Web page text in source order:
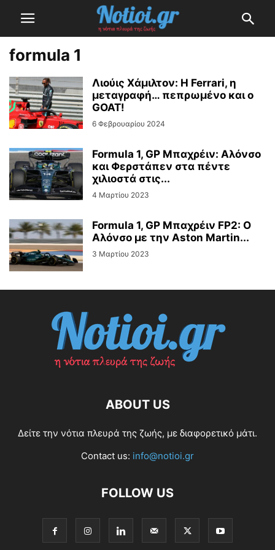
formula 1
Λιούις Χάμιλτον: Η Ferrari, η
μεταγραφή… πεπρωμένο και ο
GOAT!
6 Φεβρουαρίου 2024
Formula 1, GP Μπαχρέιν: Αλόνσο
και Φερστάπεν στα πέντε
χιλιοστά στις...
4 Μαρτίου 2023
Formula 1, GP Μπαχρέιν FP2: O
Αλόνσο με την Aston Martin...
3 Μαρτίου 2023
ABOUT US
Δείτε την νότια πλευρά της ζωής, με διαφορετικό μάτι.
Contact us: info@notioi.gr
FOLLOW US